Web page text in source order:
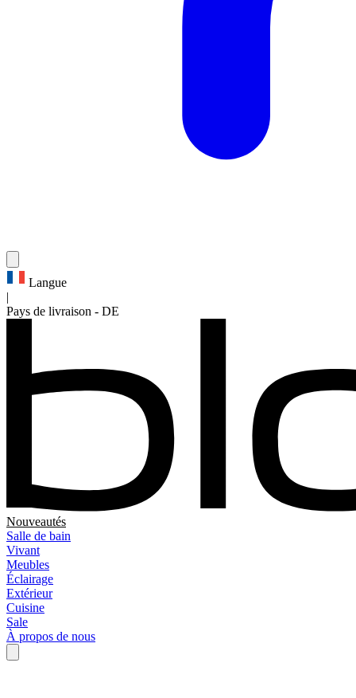
Langue
Pays de livraison - DE
Nouveautés
Salle de bain
Vivant
Meubles
Éclairage
Extérieur
Cuisine
Sale
À propos de nous